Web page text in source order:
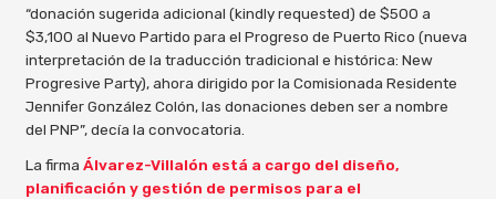
“donación sugerida adicional (kindly requested) de $500 a
$3,100 al Nuevo Partido para el Progreso de Puerto Rico (nueva
interpretación de la traducción tradicional e histórica: New
Progresive Party), ahora dirigido por la Comisionada Residente
Jennifer González Colón, las donaciones deben ser a nombre
del PNP”, decía la convocatoria.
La firma Álvarez-Villalón está a cargo del diseño,
planificación y gestión de permisos para el